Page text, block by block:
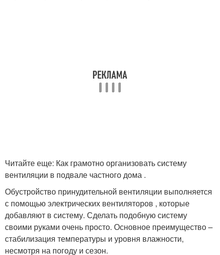
Читайте еще: Как грамотно организовать систему
вентиляции в подвале частного дома .
Обустройство принудительной вентиляции выполняется
с помощью электрических вентиляторов , которые
добавляют в систему. Сделать подобную систему
своими руками очень просто. Основное преимущество –
стабилизация температуры и уровня влажности,
несмотря на погоду и сезон.